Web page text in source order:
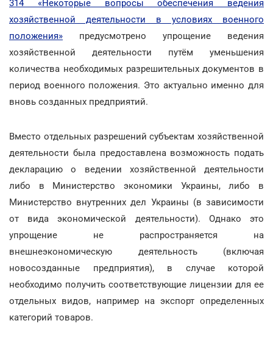
314 «Некоторые вопросы обеспечения ведения
хозяйственной деятельности в условиях военного
положения» предусмотрено упрощение ведения
хозяйственной деятельности путём уменьшения
количества необходимых разрешительных документов в
период военного положения. Это актуально именно для
вновь созданных предприятий.
Вместо отдельных разрешений субъектам хозяйственной
деятельности была предоставлена возможность подать
декларацию о ведении хозяйственной деятельности
либо в Министерство экономики Украины, либо в
Министерство внутренних дел Украины (в зависимости
от вида экономической деятельности). Однако это
упрощение не распространяется на
внешнеэкономическую деятельность (включая
новосозданные предприятия), в случае которой
необходимо получить соответствующие лицензии для ее
отдельных видов, например на экспорт определенных
категорий товаров.